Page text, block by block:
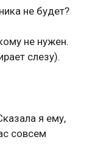
не будет?
не нужен.
слезу).
я ему,
совсем